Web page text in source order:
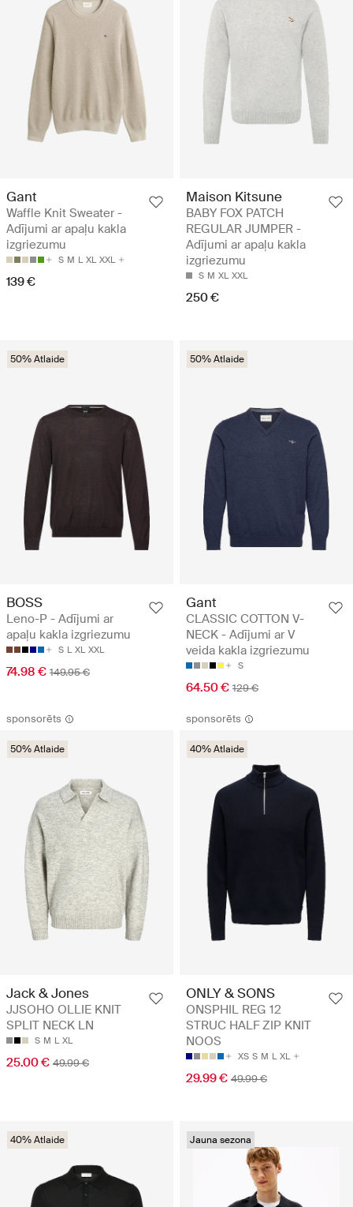
Gant
Waffle Knit Sweater -
Adījumi ar apaļu kakla
izgriezumu
S M L XL XXL
139 €
Maison Kitsune
BABY FOX PATCH
REGULAR JUMPER -
Adījumi ar apaļu kakla
izgriezumu
S M XL XXL
250 €
50% Atlaide
BOSS
Leno-P - Adījumi ar
apaļu kakla izgriezumu
S L XL XXL
74.98 € 149.95 €
50% Atlaide
Gant
CLASSIC COTTON V-
NECK - Adījumi ar V
veida kakla izgriezumu
S
64.50 € 129 €
sponsorēts
50% Atlaide
Jack & Jones
JJSOHO OLLIE KNIT
SPLIT NECK LN
S M L XL
25.00 € 49.99 €
sponsorēts
40% Atlaide
ONLY & SONS
ONSPHIL REG 12
STRUC HALF ZIP KNIT
NOOS
XS S M L XL
29.99 € 49.99 €
40% Atlaide Jauna sezona